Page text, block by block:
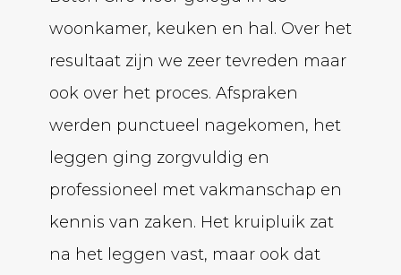
woonkamer, keuken en hal. Over het
resultaat zijn we zeer tevreden maar
ook over het proces. Afspraken
werden punctueel nagekomen, het
leggen ging zorgvuldig en
professioneel met vakmanschap en
kennis van zaken. Het kruipluik zat
na het leggen vast, maar ook dat